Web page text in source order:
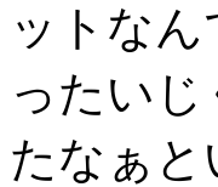
ットな
ったい
たなぁ